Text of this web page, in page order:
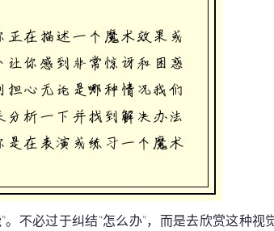
不必过于纠结“怎么办”，而是去欣赏这种视